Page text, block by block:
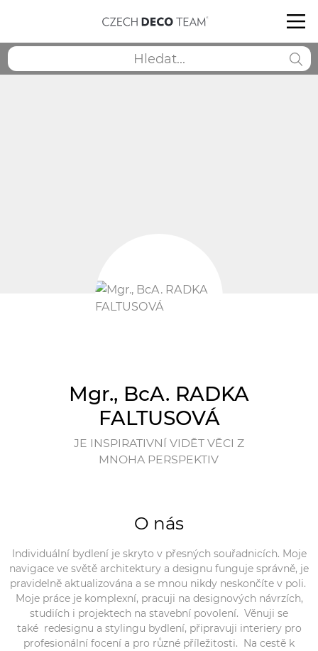
Mgr., BcA. RADKA
FALTUSOVÁ
JE INSPIRATIVNÍ VIDĚT VĚCI Z
MNOHA PERSPEKTIV
O nás
Individuální bydlení je skryto v přesných souřadnicích. Moje
navigace ve světě architektury a designu funguje správně, je
pravidelně aktualizována a se mnou nikdy neskončíte v poli.
Moje práce je komplexní, pracuji na designových návrzích,
studiích i projektech na stavební povolení. Věnuji se
také redesignu a stylingu bydlení, připravuji interiery pro
profesionální focení a pro různé příležitosti. Na cestě k